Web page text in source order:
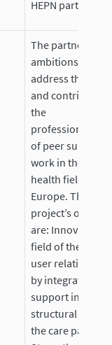
HEPN
The partnership
ambitions to
address this
and contribute to
the
of peer support
work in the
health field in
Europe. The
project’s
are: Innovate in
field of the carer-
user relationship
by integrating
support in a
structural way
the care pathway